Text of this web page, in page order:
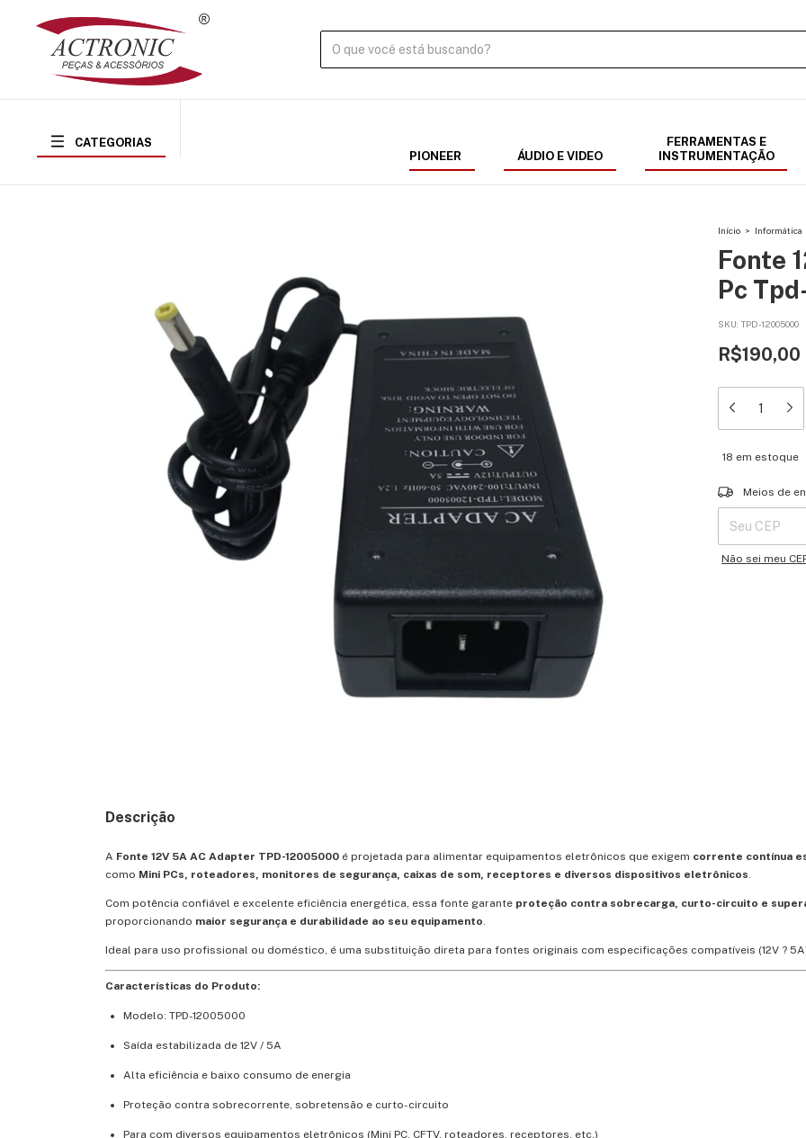
CATEGORIAS
PIONEER
ÁUDIO E VIDEO
FERRAMENTAS E
INSTRUMENTAÇÃO
Início > Informática
Fonte
Pc
SKU: TPD-12005000
R$190,00
18 em estoque
Entregas para o
Meios de
Não sei meu
Descrição
A Fonte 12V 5A AC Adapter TPD-12005000 é projetada para alimentar equipamentos eletrônicos que exigem corrente contínua
como Mini PCs, roteadores, monitores de segurança, caixas de som, receptores e diversos dispositivos eletrônicos.
Com potência confiável e excelente eficiência energética, essa fonte garante proteção contra sobrecarga, curto-circuito e
proporcionando maior segurança e durabilidade ao seu equipamento.
Ideal para uso profissional ou doméstico, é uma substituição direta para fontes originais com especificações compatíveis (12V ?
Características do Produto:
Modelo: TPD-12005000
Saída estabilizada de 12V / 5A
Alta eficiência e baixo consumo de energia
Proteção contra sobrecorrente, sobretensão e curto-circuito
Para com diversos equipamentos eletrônicos (Mini PC, CFTV, roteadores, receptores, etc.)